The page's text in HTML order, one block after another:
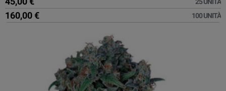
160,00 € 100 UNITÀ